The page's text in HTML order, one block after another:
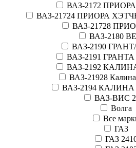
ВАЗ-2172
ВАЗ-21724 ПРИОРА
ВАЗ-21728
ВАЗ-2180
ВАЗ-2190
ВАЗ-2191
ВАЗ-2192 КАЛИНА
ВАЗ-21928
ВАЗ-2194 КАЛИНА
ВАЗ-ВИС
Волга
Все
ГАЗ
ГАЗ